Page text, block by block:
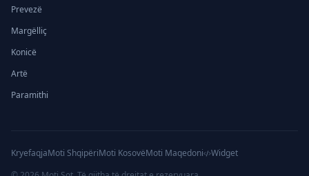
Prevezë
Margëlliç
Konicë
Artë
Paramithi
KryefaqjaMoti ShqipëriMoti KosovëMoti Maqedoni
Widget